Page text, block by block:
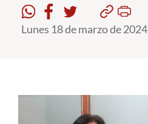
Admisión
Formación Continua
Lunes 18 de marzo de 2024